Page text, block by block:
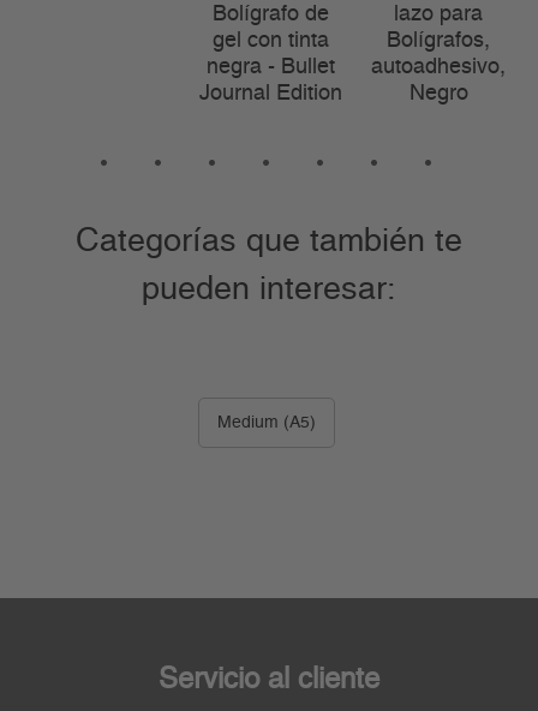
Bolígrafo de
gel con tinta
negra - Bullet
Journal Edition
lazo para
Bolígrafos,
autoadhesivo,
Negro
Categorías que también te
pueden interesar:
Medium (A5)
Servicio al cliente